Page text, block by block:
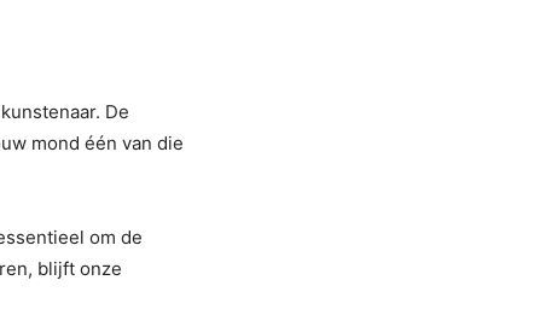
De
mond één van die
om de
blijft onze